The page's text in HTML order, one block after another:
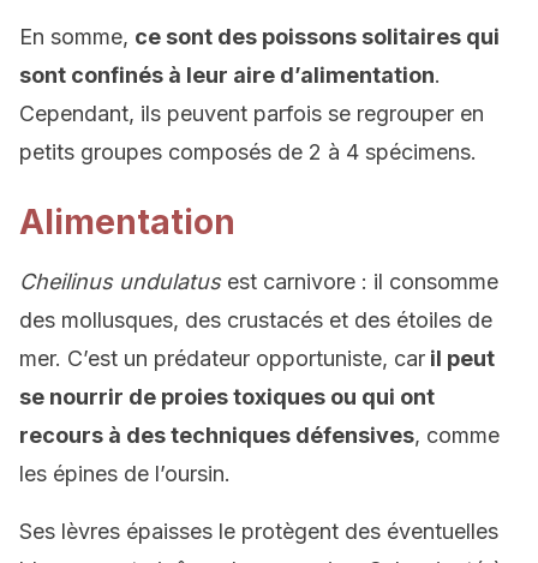
En somme, ce sont des poissons solitaires qui
sont confinés à leur aire d’alimentation.
Cependant, ils peuvent parfois se regrouper en
petits groupes composés de 2 à 4 spécimens.
Alimentation
Cheilinus undulatusest carnivore : il consomme
des mollusques, des crustacés et des étoiles de
mer. C’est un prédateur opportuniste, car il peut
se nourrir de proies toxiques ou qui ont
recours à des techniques défensives, comme
les épines de l’oursin.
Ses lèvres épaisses le protègent des éventuelles